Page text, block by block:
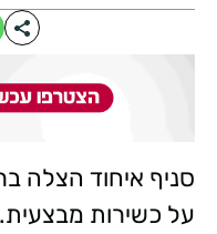
​סניף איחוד הצלה
על כשירות